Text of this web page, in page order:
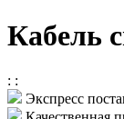
Кабель
: :
Экспресс